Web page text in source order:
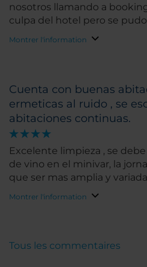
nosotros llamando a
culpa del hotel pero se
Montrer l'information
Cuenta con buenas
ermeticas al ruido , se
abitaciones continuas.
Excelente limpieza , se
de vino en el minivar, la jornada del desayuno tiene
que ser mas amplia y
Montrer l'information
Tous les commentaires